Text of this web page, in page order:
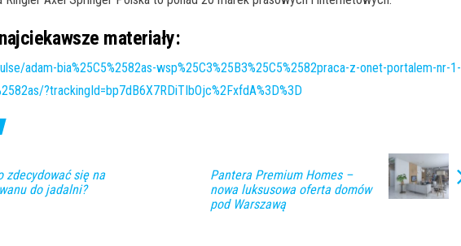
materiały:
adam-bia%25C5%2582as-wsp%25C3%25B3%25C5%2582praca-z-onet-portalem-nr-1-
?trackingId=bp7dB6X7RDiTIbOjc%2FxfdA%3D%3D
zdecydować się na
do jadalni?
Pantera Premium Homes –
nowa luksusowa oferta domów
pod Warszawą